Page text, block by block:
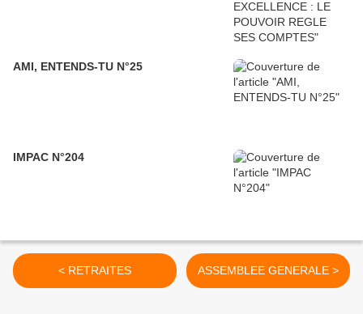
AMI, ENTENDS-TU N°25
IMPAC N°204
< RETRAITES ASSEMBLEE GENERALE >